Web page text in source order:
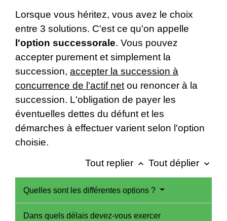
Lorsque vous héritez, vous avez le choix
entre 3 solutions. C'est ce qu'on appelle
l'option successorale. Vous pouvez
accepter purement et simplement la
succession, accepter la succession à
concurrence de l'actif net ou renoncer à la
succession. L'obligation de payer les
éventuelles dettes du défunt et les
démarches à effectuer varient selon l'option
choisie.
Tout replier keyboard_arrow_up Tout déplier keyboard_arrow_down
Quelles sont les différentes options ?
Dans quels délais devez-vous exercer